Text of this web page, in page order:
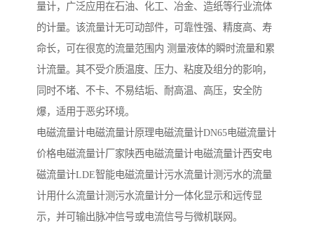
量计，广泛应用在石油、化工、冶金、造纸等行业流体
的计量。该流量计无可动部件，可靠性强、精度高、寿
命长，可在很宽的流量范围内 测量液体的瞬时流量和累
计流量。其不受介质温度、压力、粘度及组分的影响，
同时不堵、不卡、不易结垢、耐高温、高压，安全防
爆，适用于恶劣环境。
电磁流量计电磁流量计原理电磁流量计DN65电磁流量计
价格电磁流量计厂家陕西电磁流量计电磁流量计西安电
磁流量计LDE智能电磁流量计污水流量计测污水的流量
计用什么流量计测污水流量计分一体化显示和远传显
示，并可输出脉冲信号或电流信号与微机联网。